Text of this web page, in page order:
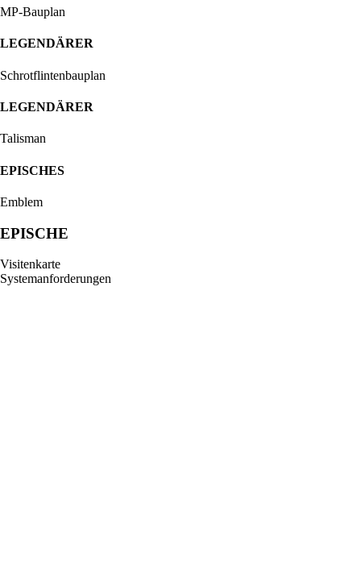
MP-Bauplan
LEGENDÄRER
Schrotflintenbauplan
LEGENDÄRER
Talisman
EPISCHES
Emblem
EPISCHE
Visitenkarte
Systemanforderungen